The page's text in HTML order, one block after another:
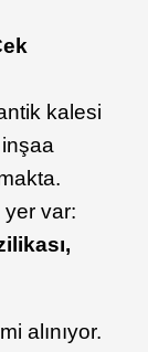
kalesi
var:
alınıyor.